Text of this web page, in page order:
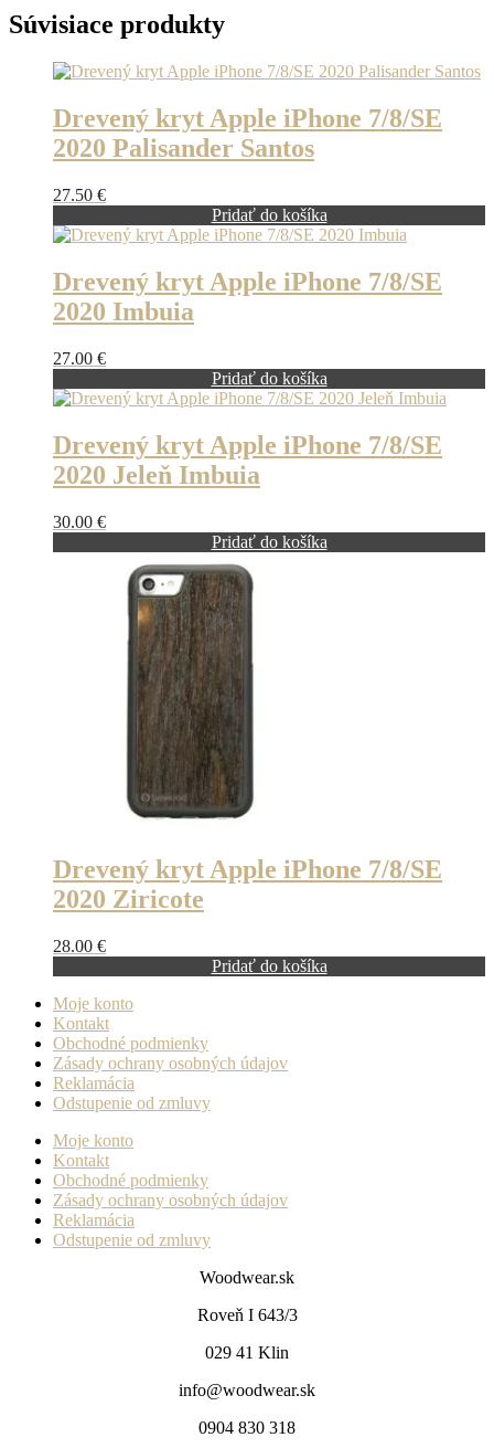
Súvisiace produkty
Drevený kryt Apple iPhone 7/8/SE
2020 Palisander Santos
27.50 €
Pridať do košíka
Drevený kryt Apple iPhone 7/8/SE
2020 Imbuia
27.00 €
Pridať do košíka
Drevený kryt Apple iPhone 7/8/SE
2020 Jeleň Imbuia
30.00 €
Pridať do košíka
Drevený kryt Apple iPhone 7/8/SE
2020 Ziricote
28.00 €
Pridať do košíka
Moje konto
Kontakt
Obchodné podmienky
Zásady ochrany osobných údajov
Reklamácia
Odstupenie od zmluvy
Moje konto
Kontakt
Obchodné podmienky
Zásady ochrany osobných údajov
Reklamácia
Odstupenie od zmluvy
Woodwear.sk
Roveň I 643/3
029 41 Klin
info@woodwear.sk
0904 830 318